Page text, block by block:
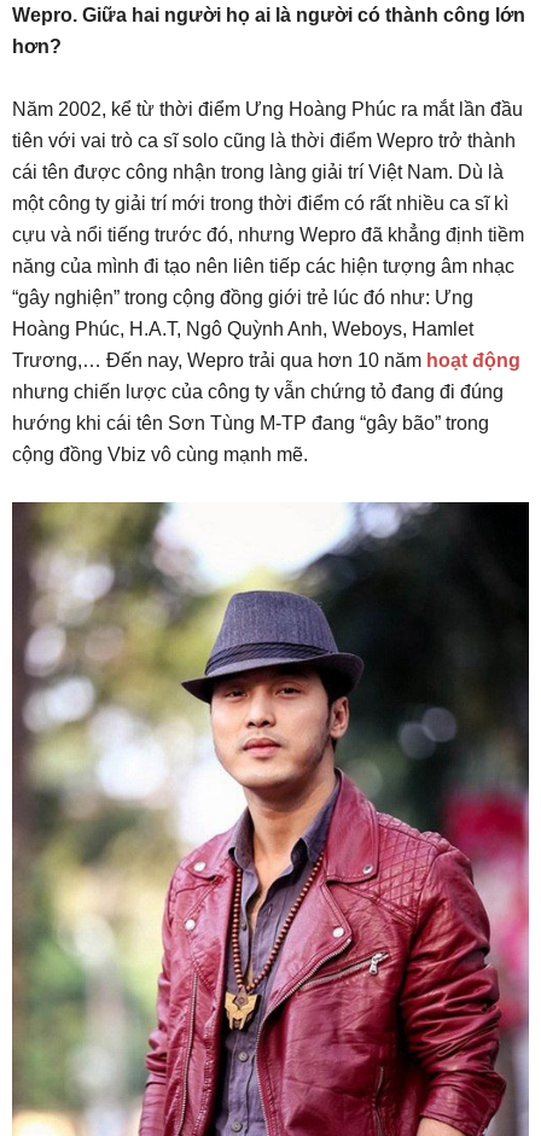
Wepro. Giữa hai người họ ai là người có thành công lớn
hơn?
Năm 2002, kể từ thời điểm Ưng Hoàng Phúc ra mắt lần đầu
tiên với vai trò ca sĩ solo cũng là thời điểm Wepro trở thành
cái tên được công nhận trong làng giải trí Việt Nam. Dù là
một công ty giải trí mới trong thời điểm có rất nhiều ca sĩ kì
cựu và nổi tiếng trước đó, nhưng Wepro đã khẳng định tiềm
năng của mình đi tạo nên liên tiếp các hiện tượng âm nhạc
“gây nghiện” trong cộng đồng giới trẻ lúc đó như: Ưng
Hoàng Phúc, H.A.T, Ngô Quỳnh Anh, Weboys, Hamlet
Trương,… Đến nay, Wepro trải qua hơn 10 năm hoạt động
nhưng chiến lược của công ty vẫn chứng tỏ đang đi đúng
hướng khi cái tên Sơn Tùng M-TP đang “gây bão” trong
cộng đồng Vbiz vô cùng mạnh mẽ.